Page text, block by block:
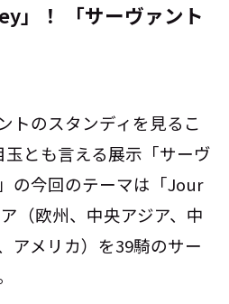
」！ 「サーヴァント
トのスタンディを見るこ
とも言える展示「サーヴ
の今回のテーマは「Jour
（欧州、中央アジア、中
アメリカ）を39騎のサー